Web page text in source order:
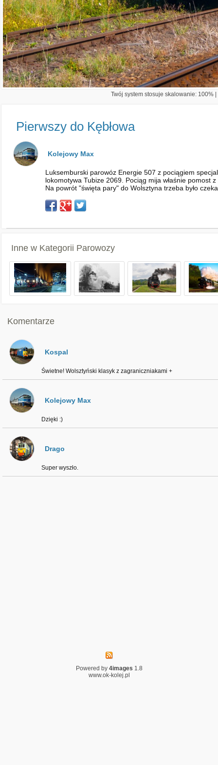
Twój system stosuje skalowanie: 100%
Pierwszy do Kębłowa
Kolejowy Max
Luksemburski parowóz Energie 507 z pociągiem
lokomotywa Tubize 2069. Pociąg mija właśnie pomost
Na powrót "święta pary" do Wolsztyna trzeba było
Inne w Kategorii Parowozy
Komentarze
Kospal
Świetne! Wolsztyński klasyk z zagraniczniakami +
Kolejowy Max
Dzięki :)
Drago
Super wyszło.
Powered by 4images 1.8
www.ok-kolej.pl